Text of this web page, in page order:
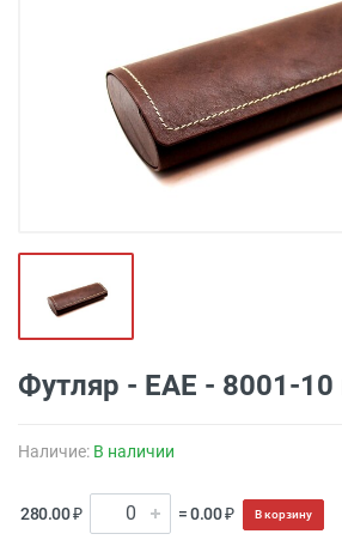
Футляр - EAE - 8001-
Наличие: В наличии
280.00 ₽ = 0.00 ₽ В корзину